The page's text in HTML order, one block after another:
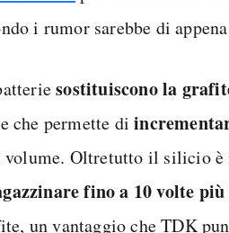
i rumor sarebbe di
sostituiscono la
che permette di
Oltretutto il silicio è
fino a 10 volte
un vantaggio che TDK